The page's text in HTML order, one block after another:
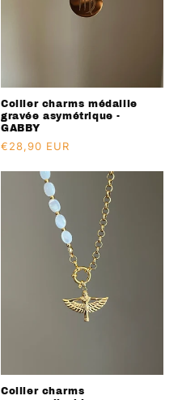
Collier charms médaille
gravée asymétrique -
GABBY
Prix
€28,90 EUR
Collier charms